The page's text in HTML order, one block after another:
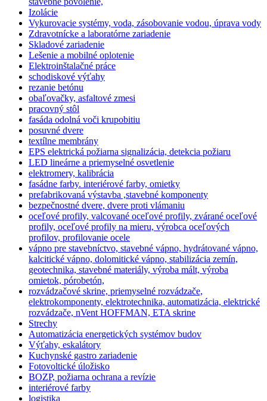
Izolácie
Vykurovacie systémy, voda, zásobovanie vodou, úprava vody
Zdravotnícke a laboratórne zariadenie
Skladové zariadenie
Lešenie a mobilné oplotenie
Elektroinštalačné práce
schodiskové výťahy
rezanie betónu
obaľovačky, asfaltové zmesi
pracovný stôl
fasáda odolná voči krupobitiu
posuvné dvere
textílne membrány
EPS elektrická požiarna signalizácia, detekcia požiaru
LED lineárne a priemyselné osvetlenie
elektromery, kalibrácia
fasádne farby. interiérové farby, omietky
prefabrikovaná výstavba ,stavebné komponenty
bezpečnostné dvere, dvere proti vlámaniu
oceľové profily, valcované oceľové profily, zvárané oceľové
profily, oceľové profily na mieru, výrobca oceľových
profilov, profilovanie ocele
vápno pre stavebníctvo, stavebné vápno, hydrátované vápno,
kalcitické vápno, dolomitické vápno, stabilizácia zemín,
geotechnika, stavebné materiály, výroba mált, výroba
omietok, pórobetón,
rozvádzačové skrine, priemyselné rozvádzače,
elektrokomponenty, elektrotechnika, automatizácia, elektrické
rozvádzače, nVent HOFFMAN, ETA skrine
Strechy
Automatizácia energetických systémov budov
Výťahy, eskalátory
Kuchynské gastro zariadenie
Fotovoltické úložisko
BOZP, požiarna ochrana a revízie
interiérové farby
logistika